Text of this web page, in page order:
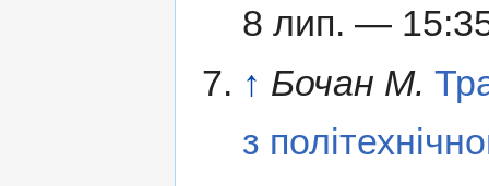
8 лип. —
↑ Бочан М.
з